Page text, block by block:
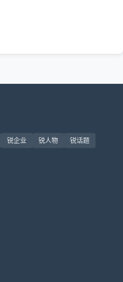
锐企业 锐人物 锐话题